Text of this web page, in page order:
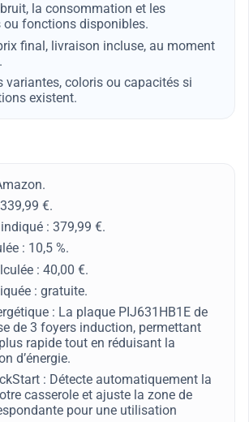
la consommation et les
ou fonctions disponibles.
final, livraison incluse, au moment
variantes, coloris ou capacités si
existent.
€.
: 379,99 €.
: 10,5 %.
: 40,00 €.
: gratuite.
: La plaque PIJ631HB1E de
de 3 foyers induction, permettant
rapide tout en réduisant la
d’énergie.
: Détecte automatiquement la
casserole et ajuste la zone de
pour une utilisation